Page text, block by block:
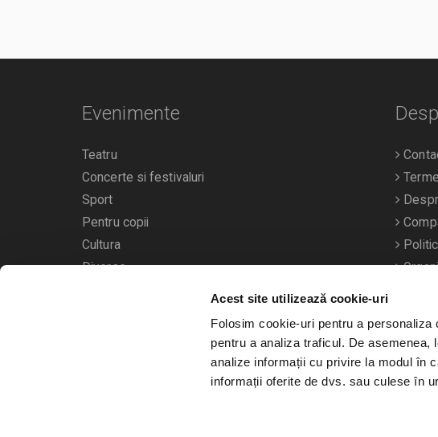
Acest site utilizează cookie-uri
Folosim cookie-uri pentru a
pentru a analiza traficul. De
analize informații cu privire la modul în
informații oferite de dvs. sau culese în
Evenimente
Teatru
Concerte si festivaluri
Sport
Pentru copii
Cultura
Diverse
Calendarul evenimentelor